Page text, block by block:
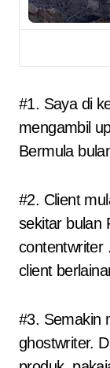
#1. Saya di
mengambil
Bermula
#2. Client
sekitar bulan
contentwriter
client
#3. Semakin
ghostwriter.